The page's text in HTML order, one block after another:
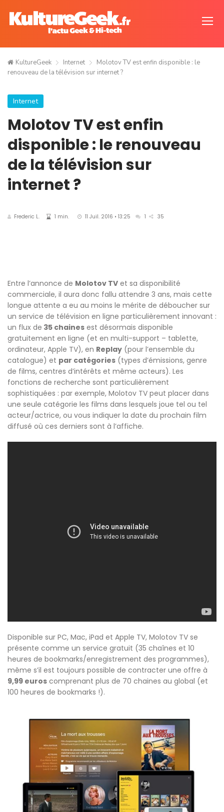
KultureGeek Internet
Molotov TV est enfin disponible : le
renouveau de la télévision sur internet ?
Internet
Molotov TV est enfin
disponible : le renouveau
de la télévision sur
internet ?
Frederic L. 1 min. 11 Juil. 2016 • 13:25 1 35
Entre l’annonce de Molotov TV et sa disponibilité
commerciale, il aura donc fallu attendre 3 ans, mais cette
longue attente a eu au moins le mérite de déboucher sur
un service de télévision en ligne particulièrement innovant :
un flux de 35 chaines est désormais disponible
gratuitement en ligne (et en multi-support – tablette,
ordinateur, Apple TV), en Replay (pour l’ensemble du
catalogue) et par catégories (types d’émissions, genre
de films, centres d’intérêts et même acteurs). Les
fonctions de recherche sont particulièrement
sophistiquées : par exemple, Molotov TV peut placer dans
une seule catégorie les films dans lesquels joue tel ou tel
acteur/actrice, ou vous indiquer la date du prochain film
diffusé où ces derniers sont à l’affiche.
Disponible sur PC, Mac, iPad et Apple TV, Molotov TV se
présente comme un service gratuit (35 chaînes et 10
heures de bookmarks/enregistrement des programmes),
même s’il est toujours possible de contracter une offre à
9,99 euros comprenant plus de 70 chaines au global (et
100 heures de bookmarks !).